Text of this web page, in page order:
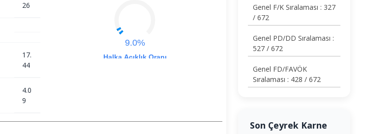
26
17.
44
4.0
9
Halka Açıklık Oranı
9.0%
Genel F/K Sıralaması : 327
/ 672
Genel PD/DD Sıralaması :
527 / 672
Genel FD/FAVÖK
Sıralaması : 428 / 672
Son Çeyrek Karne